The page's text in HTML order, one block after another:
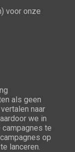
voor onze
als geen
naar
we in
te
op
lanceren.